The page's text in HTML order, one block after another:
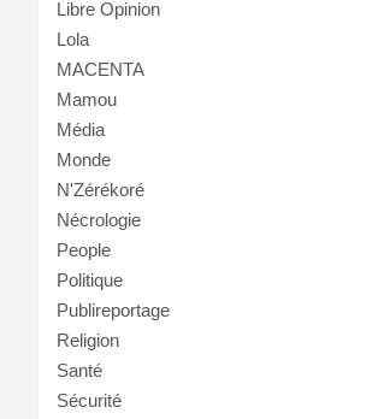
Libre Opinion
Lola
MACENTA
Mamou
Média
Monde
N'Zérékoré
Nécrologie
People
Politique
Publireportage
Religion
Santé
Sécurité